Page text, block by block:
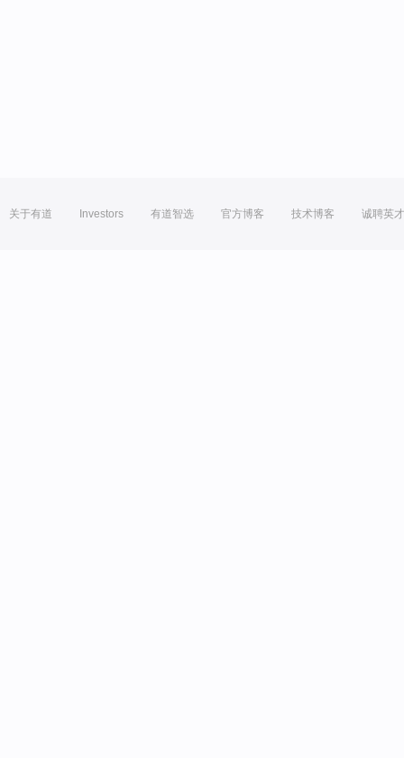
关于有道 Investors 有道智选 官方博客 技术博客 诚聘英才